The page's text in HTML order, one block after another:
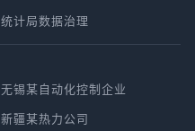
统计局数据治理
无锡某自动化控制企业
新疆某热力公司